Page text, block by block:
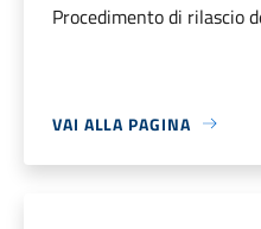
Procedimento di rilascio
VAI ALLA PAGINA